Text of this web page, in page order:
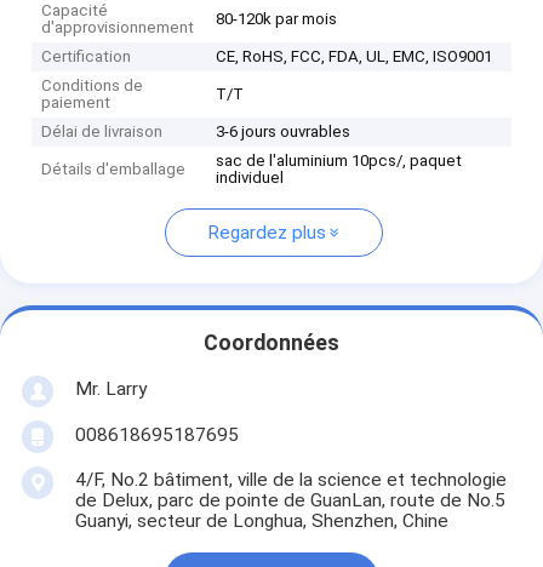
Capacité
d'approvisionnement
80-120k par mois
Certification
CE, RoHS, FCC, FDA, UL, EMC, ISO9001
Conditions de
paiement
T/T
Délai de livraison 3-6 jours ouvrables
Détails d'emballage
sac de l'aluminium 10pcs/, paquet
individuel
Regardez plus
Coordonnées
Mr. Larry
008618695187695
4/F, No.2 bâtiment, ville de la science et technologie
de Delux, parc de pointe de GuanLan, route de No.5
Guanyi, secteur de Longhua, Shenzhen, Chine